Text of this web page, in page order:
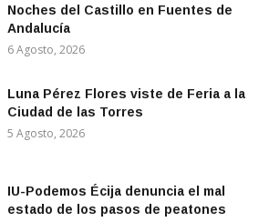
Noches del Castillo en Fuentes de
Andalucía
6 Agosto, 2026
Luna Pérez Flores viste de Feria a la
Ciudad de las Torres
5 Agosto, 2026
IU-Podemos Écija denuncia el mal
estado de los pasos de peatones